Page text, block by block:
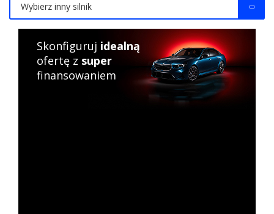
Wybierz inny silnik
Skonfiguruj idealną
ofertę z super
finansowaniem